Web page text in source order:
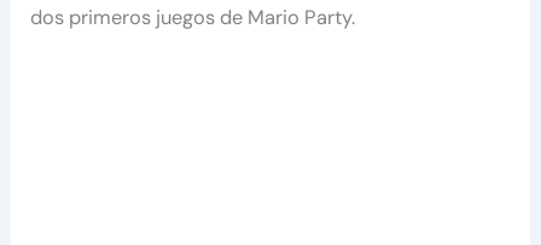
dos primeros juegos de Mario Party.